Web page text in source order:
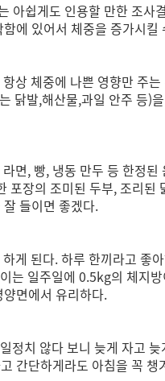
아쉽게도 인용할 만한 조
에 있어서 체중을 증가시
상 체중에 나쁜 영향만 주
닭발,해산물,과일 안주 등)
면, 빵, 냉동 만두 등 한정
포장의 조미된 두부, 조리
들이면 좋겠다.
게 된다. 하루 한끼라고 좋
는 일주일에 0.5kg의 체지
면에서 유리하다.
정치 않다 보니 늦게 자고
간단하게라도 아침을 꼭